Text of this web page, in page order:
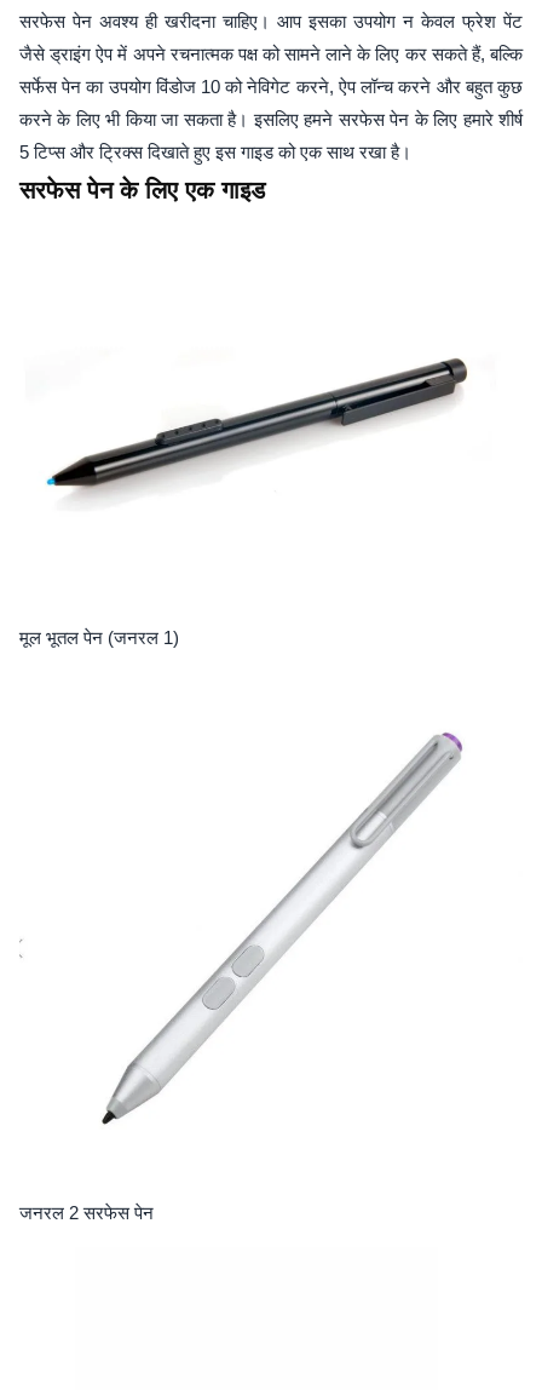
सरफेस पेन अवश्य ही खरीदना चाहिए। आप इसका उपयोग न केवल फ्रेश पेंट
जैसे ड्राइंग ऐप में अपने रचनात्मक पक्ष को सामने लाने के लिए कर सकते हैं, बल्कि
सर्फेस पेन का उपयोग विंडोज 10 को नेविगेट करने, ऐप लॉन्च करने और बहुत कुछ
करने के लिए भी किया जा सकता है। इसलिए हमने सरफेस पेन के लिए हमारे शीर्ष
5 टिप्स और ट्रिक्स दिखाते हुए इस गाइड को एक साथ रखा है।
सरफेस पेन के लिए एक गाइड
मूल भूतल पेन (जनरल 1)
जनरल 2 सरफेस पेन